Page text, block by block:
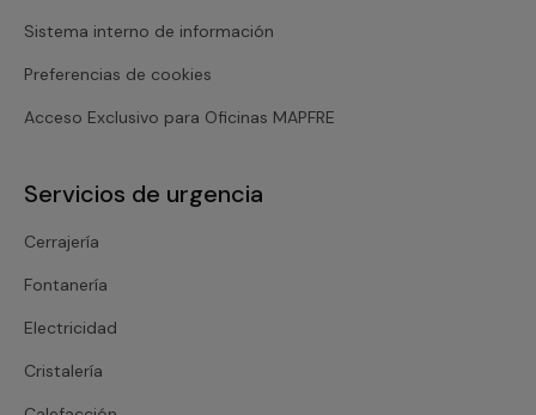
Sistema interno de información
Preferencias de cookies
Acceso Exclusivo para Oficinas MAPFRE
Servicios de urgencia
Cerrajería
Fontanería
Electricidad
Cristalería